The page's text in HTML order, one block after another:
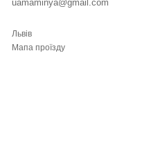
uamaminya@gmail.com
Львів
Мапа проїзду